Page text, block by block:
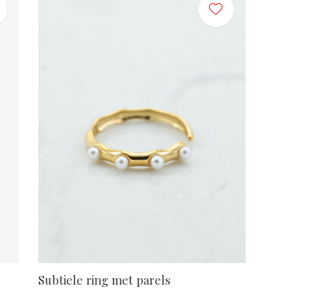
Subtiele ring met parels